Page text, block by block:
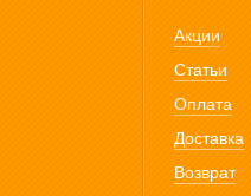
Акции
Статьи
Оплата
Доставка
Возврат